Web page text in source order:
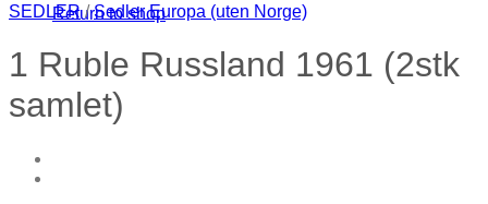
Return to shop
SEDLER / Sedler Europa (uten Norge)
1 Ruble Russland 1961 (2stk
samlet)